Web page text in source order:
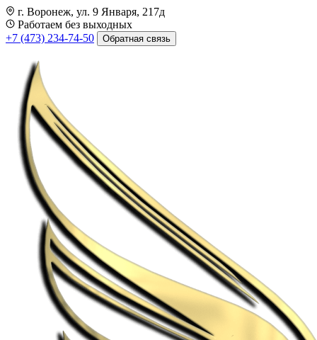
г. Воронеж, ул. 9 Января, 217д
Работаем без выходных
+7 (473) 234-74-50
Обратная связь